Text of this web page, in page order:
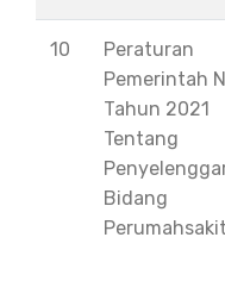
10
Peraturan
Pemerintah
Tahun 2021
Tentang
Bidang